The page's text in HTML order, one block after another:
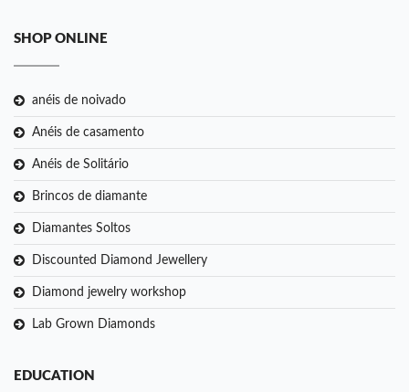
SHOP ONLINE
anéis de noivado
Anéis de casamento
Anéis de Solitário
Brincos de diamante
Diamantes Soltos
Discounted Diamond Jewellery
Diamond jewelry workshop
Lab Grown Diamonds
EDUCATION